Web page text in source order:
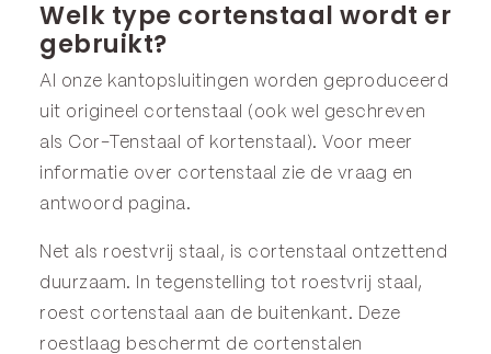
Welk type cortenstaal wordt er
gebruikt?
Al onze kantopsluitingen worden geproduceerd
uit origineel cortenstaal (ook wel geschreven
als Cor-Tenstaal of kortenstaal). Voor meer
informatie over cortenstaal zie de vraag en
antwoord pagina.
Net als roestvrij staal, is cortenstaal ontzettend
duurzaam. In tegenstelling tot roestvrij staal,
roest cortenstaal aan de buitenkant. Deze
roestlaag beschermt de cortenstalen